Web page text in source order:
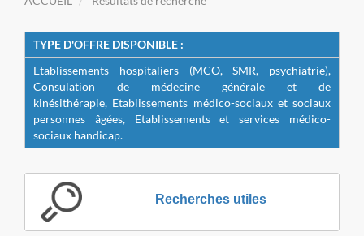
TYPE D'OFFRE DISPONIBLE :
Etablissements hospitaliers (MCO, SMR, psychiatrie),
Consulation de médecine générale et de
kinésithérapie, Etablissements médico-sociaux et sociaux
personnes âgées, Etablissements et services médico-
sociaux handicap.
Recherches utiles